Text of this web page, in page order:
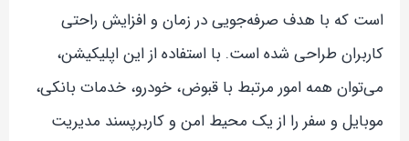
است که با هدف صرفه‌جویی در زمان و افزایش راحتی
کاربران طراحی شده است. با استفاده از این اپلیکیشن،
می‌توان همه امور مرتبط با قبوض، خودرو، خدمات بانکی،
موبایل و سفر را از یک محیط امن و کاربرپسند مدیریت